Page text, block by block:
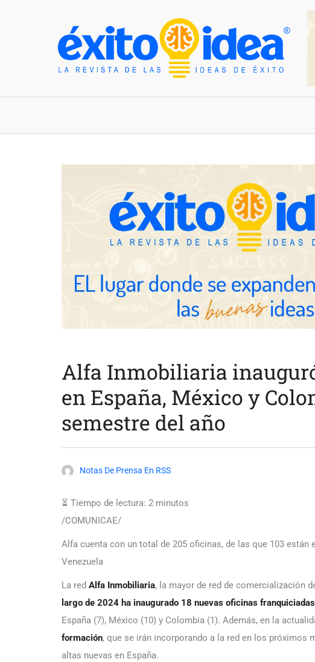
Alfa Inmobiliaria
en España, México y
semestre del año
Notas De Prensa En RSS
⏳ Tiempo de lectura: 2 minutos
/COMUNICAE/
Alfa cuenta con un total de 205 oficinas, de las que 103 están
Venezuela
La red Alfa Inmobiliaria, la mayor de red de comercialización
largo de 2024 ha inaugurado 18 nuevas oficinas franquiciadas
España (7), México (10) y Colombia (1). Además, en la
formación, que se irán incorporando a la red en los próximos
altas nuevas en España.